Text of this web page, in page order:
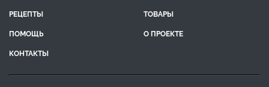
РЕЦЕПТЫ
ТОВАРЫ
ПОМОЩЬ
О ПРОЕКТЕ
КОНТАКТЫ